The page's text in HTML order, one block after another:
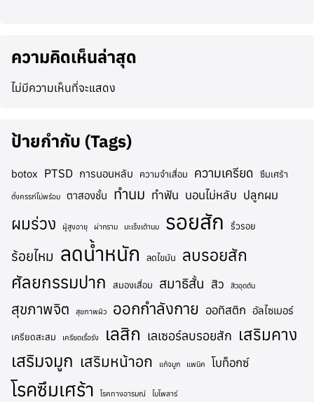
ความคิดเห็นล่าสุด
ไม่มีความเห็นที่จะแสดง
ป้ายกำกับ (Tags)
botox PTSD การนอนหลับ ความจำเสื่อม ความเครียด ซึมเศร้า
ตั้งครรภ์ไม่พร้อม ตาสองชั้น ทำนม ทำฟัน นอนไม่หลับ ปลูกผม
ผมร่วง ผู้สูงอายุ ผ่ากราม มะเร็งเต้านม รอยสัก ริ้วรอย
ร้อยไหม ลดน้ำหนัก ลดไขมัน ลบรอยสัก
ศัลยกรรมปาก สมองเสื่อม สมาธิสั้น สิว สิวอุดตัน
สุขภาพจิต สุขภาพผิว ออกกำลังกาย ออทิสติก อัลไซเมอร์
เครียดสะสม เครียดเรื้อรัง เลสิก เลเซอร์ลบรอยสัก เสริมคาง
เสริมจมูก เสริมหน้าอก แก้จมูก แพนิค โบท็อกซ์
โรคซึมเศร้า โรคทางอารมณ์ ไบโพลาร์